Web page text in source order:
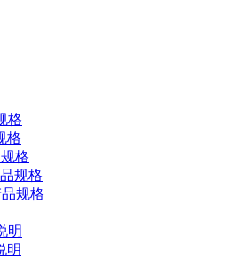
格
格
格
规格
品规格
明
明